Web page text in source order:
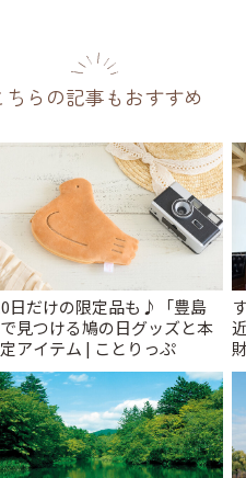
ちらの記事もおすすめ
日だけの限定品も♪「豊島
見つける鳩の日グッズと本
アイテム | ことりっぷ